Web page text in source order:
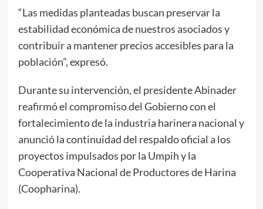
“Las medidas planteadas buscan preservar la
estabilidad económica de nuestros asociados y
contribuir a mantener precios accesibles para la
población”, expresó.
Durante su intervención, el presidente Abinader
reafirmó el compromiso del Gobierno con el
fortalecimiento de la industria harinera nacional y
anunció la continuidad del respaldo oficial a los
proyectos impulsados por la Umpih y la
Cooperativa Nacional de Productores de Harina
(Coopharina).